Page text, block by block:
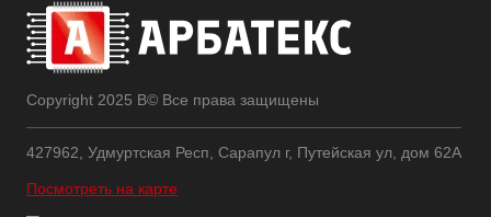
Copyright 2025 В© Все права защищены
427962, Удмуртская Респ, Сарапул г, Путейская ул, дом 62А
Посмотреть на карте